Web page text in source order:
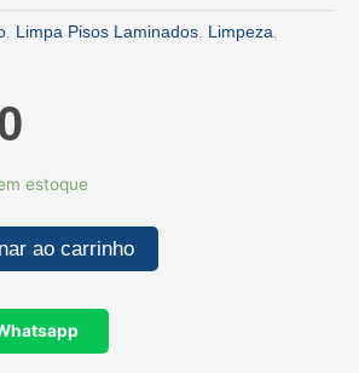
, Limpa Pisos Laminados, Limpeza,
estoque
ao carrinho